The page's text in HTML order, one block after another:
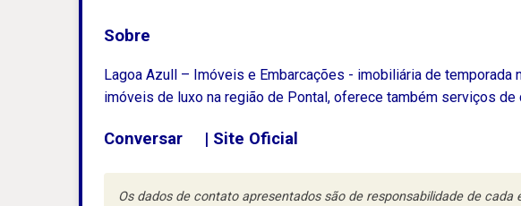
Sobre
Lagoa Azull – Imóveis e Embarcações - imobiliária de temporada
imóveis de luxo na região de Pontal, oferece também serviços
Conversar | Site Oficial
Os dados de contato apresentados são de responsabilidade de